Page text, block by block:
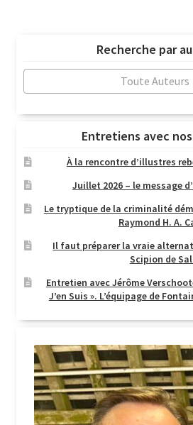
Recherche par
Toute Auteurs
Entretiens avec
À la rencontre d’illustres
Juillet 2026 – le message
Le tryptique de la criminalité
Raymond H. A.
Il faut préparer la vraie
Scipion de
Entretien avec Jérôme
J’en Suis ». L’équipage de